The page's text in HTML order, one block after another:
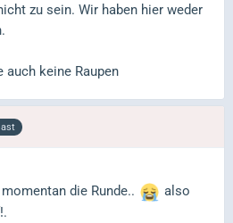
zu sein. Wir haben hier weder
keine Raupen
die Runde..
also